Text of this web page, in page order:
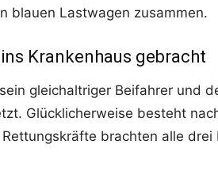
blauen Lastwagen zusammen.
Krankenhaus gebracht
gleichaltriger Beifahrer und
Glücklicherweise besteht
brachten alle